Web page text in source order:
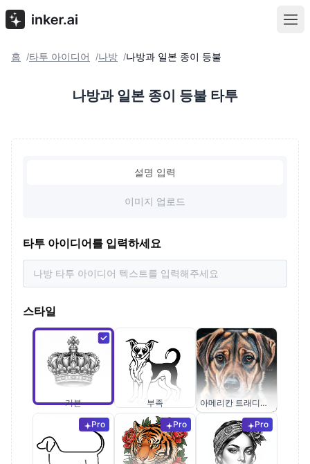
홈 /타투 아이디어 /나방 /나방과 일본 종이 등불
나방과 일본 종이 등불 타투
설명 입력
이미지 업로드
타투 아이디어를 입력하세요
스타일
기본 부족 아메리칸 트래디셔널
Pro Pro Pro